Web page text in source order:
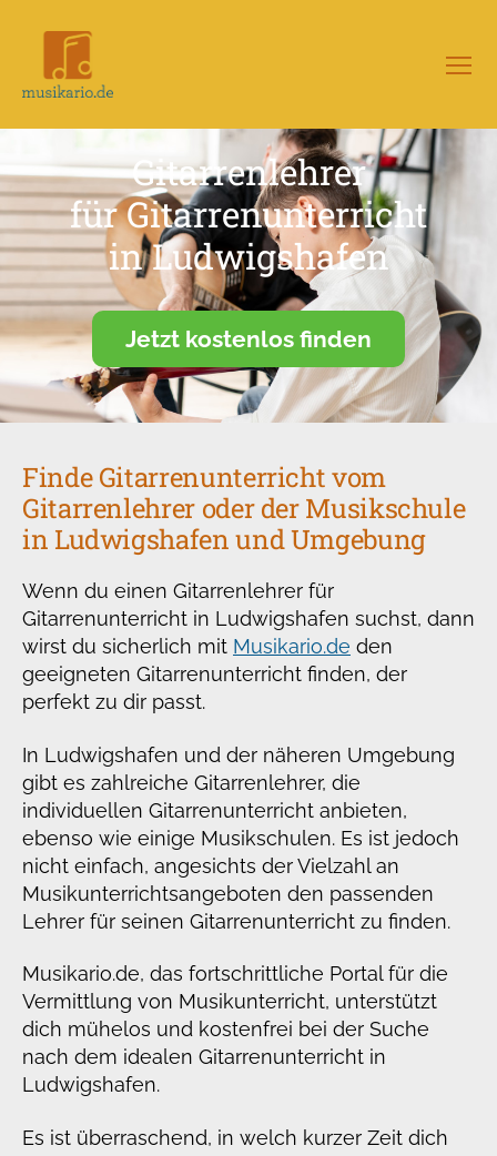
–
für
Musikunterricht
Gitarrenlehrer
für Gitarrenunterricht
in Ludwigshafen
Jetzt kostenlos finden
Finde Gitarrenunterricht vom
Gitarrenlehrer oder der Musikschule
in Ludwigshafen und Umgebung
Wenn du einen Gitarrenlehrer für
Gitarrenunterricht in Ludwigshafen suchst, dann
wirst du sicherlich mit Musikario.de den
geeigneten Gitarrenunterricht finden, der
perfekt zu dir passt.
In Ludwigshafen und der näheren Umgebung
gibt es zahlreiche Gitarrenlehrer, die
individuellen Gitarrenunterricht anbieten,
ebenso wie einige Musikschulen. Es ist jedoch
nicht einfach, angesichts der Vielzahl an
Musikunterrichtsangeboten den passenden
Lehrer für seinen Gitarrenunterricht zu finden.
Musikario.de, das fortschrittliche Portal für die
Vermittlung von Musikunterricht, unterstützt
dich mühelos und kostenfrei bei der Suche
nach dem idealen Gitarrenunterricht in
Ludwigshafen.
Es ist überraschend, in welch kurzer Zeit dich